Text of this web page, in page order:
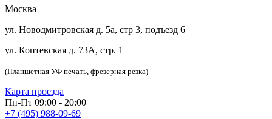
Москва
ул. Новодмитровская д. 5а, стр 3, подъезд 6
ул. Коптевская д. 73А, стр. 1
(Планшетная УФ печать, фрезерная резка)
Карта проезда
Пн-Пт 09:00 - 20:00
+7 (495) 988-09-69